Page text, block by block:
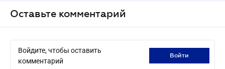
Оставьте комментарий
Войдите, чтобы оставить
комментарий
войти